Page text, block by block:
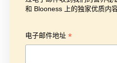
和 Blooness 上的独家优质内容
电子邮件地址 *